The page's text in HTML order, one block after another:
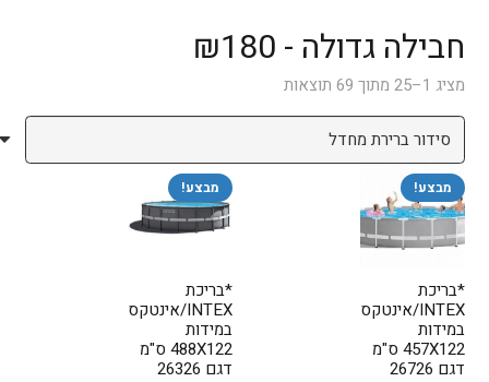
חבילה גדולה - ₪180
מציג 1–25 מתוך 69 תוצאות
מבצע!
*בריכת
INTEX/אינטקס
במידות
457X122 ס"מ
דגם 26726
מבצע!
*בריכת
INTEX/אינטקס
במידות
488X122 ס"מ
דגם 26326